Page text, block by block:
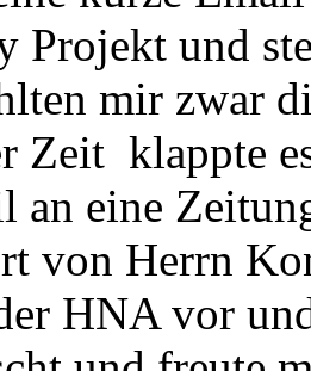
Projekt und
mir zwar
Zeit klappte
an eine
von Herrn
HNA vor